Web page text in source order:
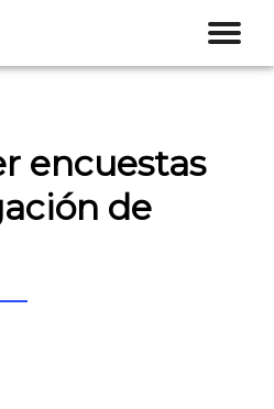
encuestas
de